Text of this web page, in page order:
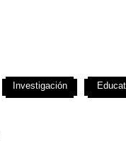
Investigación